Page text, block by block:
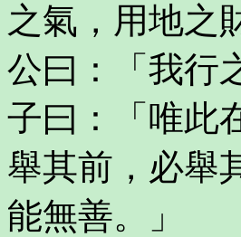
之氣，用地之
公曰：「我行
子曰：「唯此
舉其前，必舉
能無善。」